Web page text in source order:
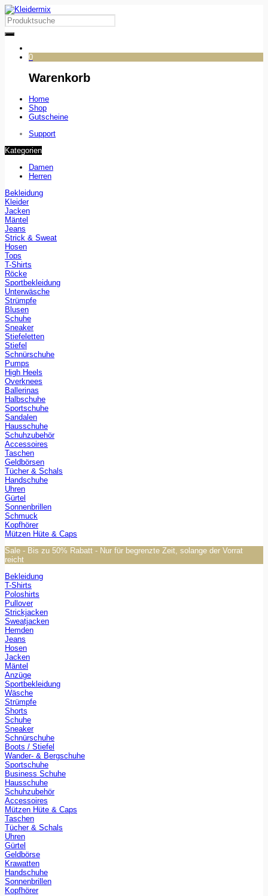
0
Warenkorb
Home
Shop
Gutscheine
Support
Kategorien
Damen
Herren
Bekleidung
Kleider
Jacken
Mäntel
Jeans
Strick & Sweat
Hosen
Tops
T-Shirts
Röcke
Sportbekleidung
Unterwäsche
Strümpfe
Blusen
Schuhe
Sneaker
Stiefeletten
Stiefel
Schnürschuhe
Pumps
High Heels
Overknees
Ballerinas
Halbschuhe
Sportschuhe
Sandalen
Hausschuhe
Schuhzubehör
Accessoires
Taschen
Geldbörsen
Tücher & Schals
Handschuhe
Uhren
Gürtel
Sonnenbrillen
Schmuck
Kopfhörer
Mützen Hüte & Caps
Sale - Bis zu 50% Rabatt - Nur für begrenzte Zeit, solange der Vorrat
reicht
Bekleidung
T-Shirts
Poloshirts
Pullover
Strickjacken
Sweatjacken
Hemden
Jeans
Hosen
Jacken
Mäntel
Anzüge
Sportbekleidung
Wäsche
Strümpfe
Shorts
Schuhe
Sneaker
Schnürschuhe
Boots / Stiefel
Wander- & Bergschuhe
Sportschuhe
Business Schuhe
Hausschuhe
Schuhzubehör
Accessoires
Mützen Hüte & Caps
Taschen
Tücher & Schals
Uhren
Gürtel
Geldbörse
Krawatten
Handschuhe
Sonnenbrillen
Kopfhörer